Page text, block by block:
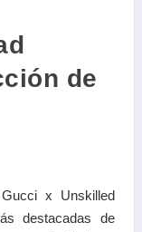
de
x Unskilled
destacadas de